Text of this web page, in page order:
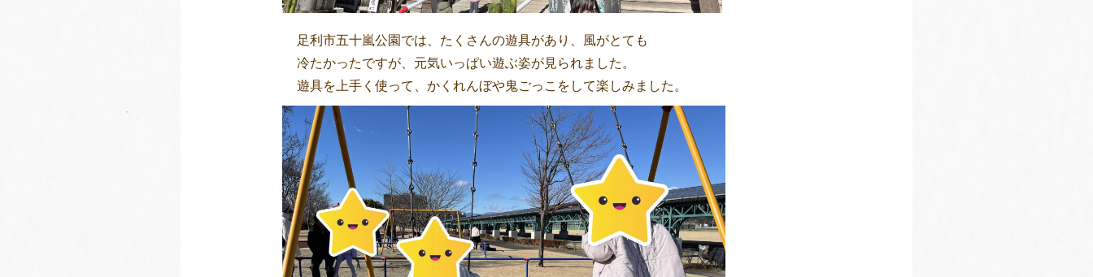
足利市五十嵐公園では、たくさんの遊具があり、風がとても
冷たかったですが、元気いっぱい遊ぶ姿が見られました。
遊具を上手く使って、かくれんぼや鬼ごっこをして楽しみました。